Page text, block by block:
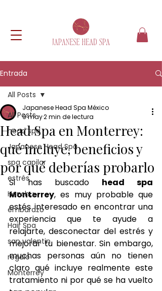
Entrada
All Posts
head spa
Japanese Head Spa
spa capilar
estrés
Hanshu
embarazo
Hair Spa
san valentin
regalo
Monterrey
All Posts
Head Spa en Monterrey:
qué incluye, beneficios y
por qué deberías probarlo
Japanese Head Spa México
9 may2 min de lectura
Si has buscado head spa
Monterrey, es muy probable que
estés interesado en encontrar una
experiencia que te ayude a
relajarte, desconectar del estrés y
mejorar tu bienestar. Sin embargo,
muchas personas aún no tienen
claro qué incluye realmente este
tratamiento ni por qué se ha vuelto